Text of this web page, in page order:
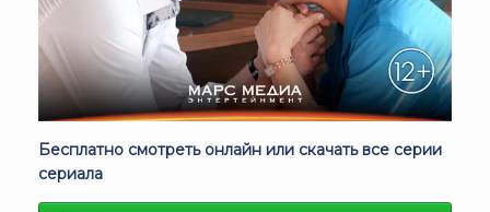
Бесплатно смотреть онлайн или скачать все серии
сериала